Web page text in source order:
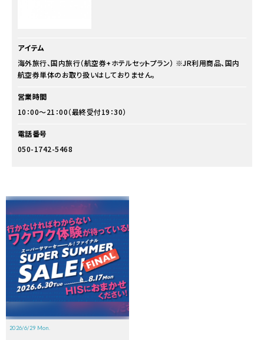
アイテム
海外旅行、国内旅行（航空券+ホテルセットプラン） ※JR利用商品、国内
航空券単体のお取り扱いはしておりません。
営業時間
10：00～21：00（最終受付19：30）
電話番号
050-1742-5468
2026/6/29 Mon.